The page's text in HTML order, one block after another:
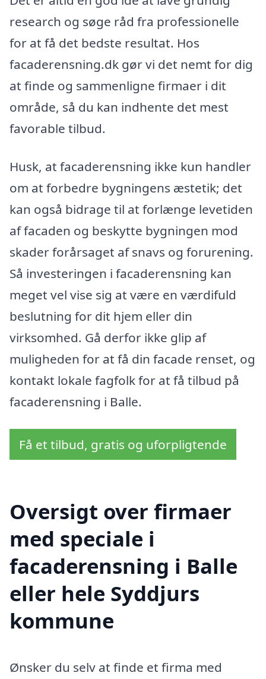
research og søge råd fra professionelle
for at få det bedste resultat. Hos
facaderensning.dk gør vi det nemt for dig
at finde og sammenligne firmaer i dit
område, så du kan indhente det mest
favorable tilbud.
Husk, at facaderensning ikke kun handler
om at forbedre bygningens æstetik; det
kan også bidrage til at forlænge levetiden
af facaden og beskytte bygningen mod
skader forårsaget af snavs og forurening.
Så investeringen i facaderensning kan
meget vel vise sig at være en værdifuld
beslutning for dit hjem eller din
virksomhed. Gå derfor ikke glip af
muligheden for at få din facade renset, og
kontakt lokale fagfolk for at få tilbud på
facaderensning i Balle.
Få et tilbud, gratis og uforpligtende
Oversigt over firmaer
med speciale i
facaderensning i Balle
eller hele Syddjurs
kommune
Ønsker du selv at finde et firma med